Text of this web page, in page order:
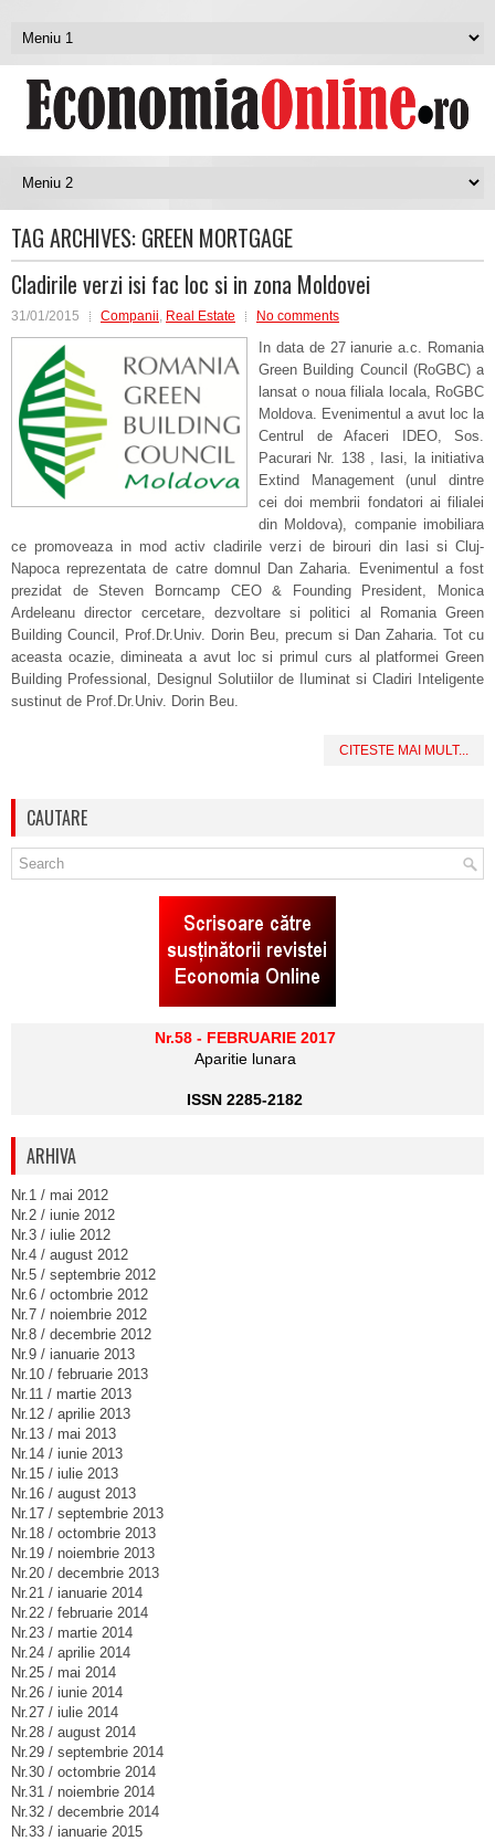
TAG ARCHIVES: GREEN MORTGAGE
Cladirile verzi isi fac loc si in zona Moldovei
31/01/2015 Companii, Real Estate No comments
In data de 27 ianurie a.c. Romania
Green Building Council (RoGBC) a
lansat o noua filiala locala, RoGBC
Moldova. Evenimentul a avut loc la
Centrul de Afaceri IDEO, Sos.
Pacurari Nr. 138 , Iasi, la initiativa
Extind Management (unul dintre
cei doi membrii fondatori ai filialei
din Moldova), companie imobiliara
ce promoveaza in mod activ cladirile verzi de birouri din Iasi si Cluj-
Napoca reprezentata de catre domnul Dan Zaharia. Evenimentul a fost
prezidat de Steven Borncamp CEO & Founding President, Monica
Ardeleanu director cercetare, dezvoltare si politici al Romania Green
Building Council, Prof.Dr.Univ. Dorin Beu, precum si Dan Zaharia. Tot cu
aceasta ocazie, dimineata a avut loc si primul curs al platformei Green
Building Professional, Designul Solutiilor de Iluminat si Cladiri Inteligente
sustinut de Prof.Dr.Univ. Dorin Beu.
CITESTE MAI MULT...
CAUTARE
Nr.58 - FEBRUARIE 2017
Aparitie lunara
ISSN 2285-2182
ARHIVA
Nr.1 / mai 2012
Nr.2 / iunie 2012
Nr.3 / iulie 2012
Nr.4 / august 2012
Nr.5 / septembrie 2012
Nr.6 / octombrie 2012
Nr.7 / noiembrie 2012
Nr.8 / decembrie 2012
Nr.9 / ianuarie 2013
Nr.10 / februarie 2013
Nr.11 / martie 2013
Nr.12 / aprilie 2013
Nr.13 / mai 2013
Nr.14 / iunie 2013
Nr.15 / iulie 2013
Nr.16 / august 2013
Nr.17 / septembrie 2013
Nr.18 / octombrie 2013
Nr.19 / noiembrie 2013
Nr.20 / decembrie 2013
Nr.21 / ianuarie 2014
Nr.22 / februarie 2014
Nr.23 / martie 2014
Nr.24 / aprilie 2014
Nr.25 / mai 2014
Nr.26 / iunie 2014
Nr.27 / iulie 2014
Nr.28 / august 2014
Nr.29 / septembrie 2014
Nr.30 / octombrie 2014
Nr.31 / noiembrie 2014
Nr.32 / decembrie 2014
Nr.33 / ianuarie 2015